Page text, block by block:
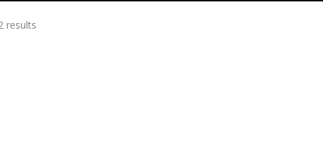
results